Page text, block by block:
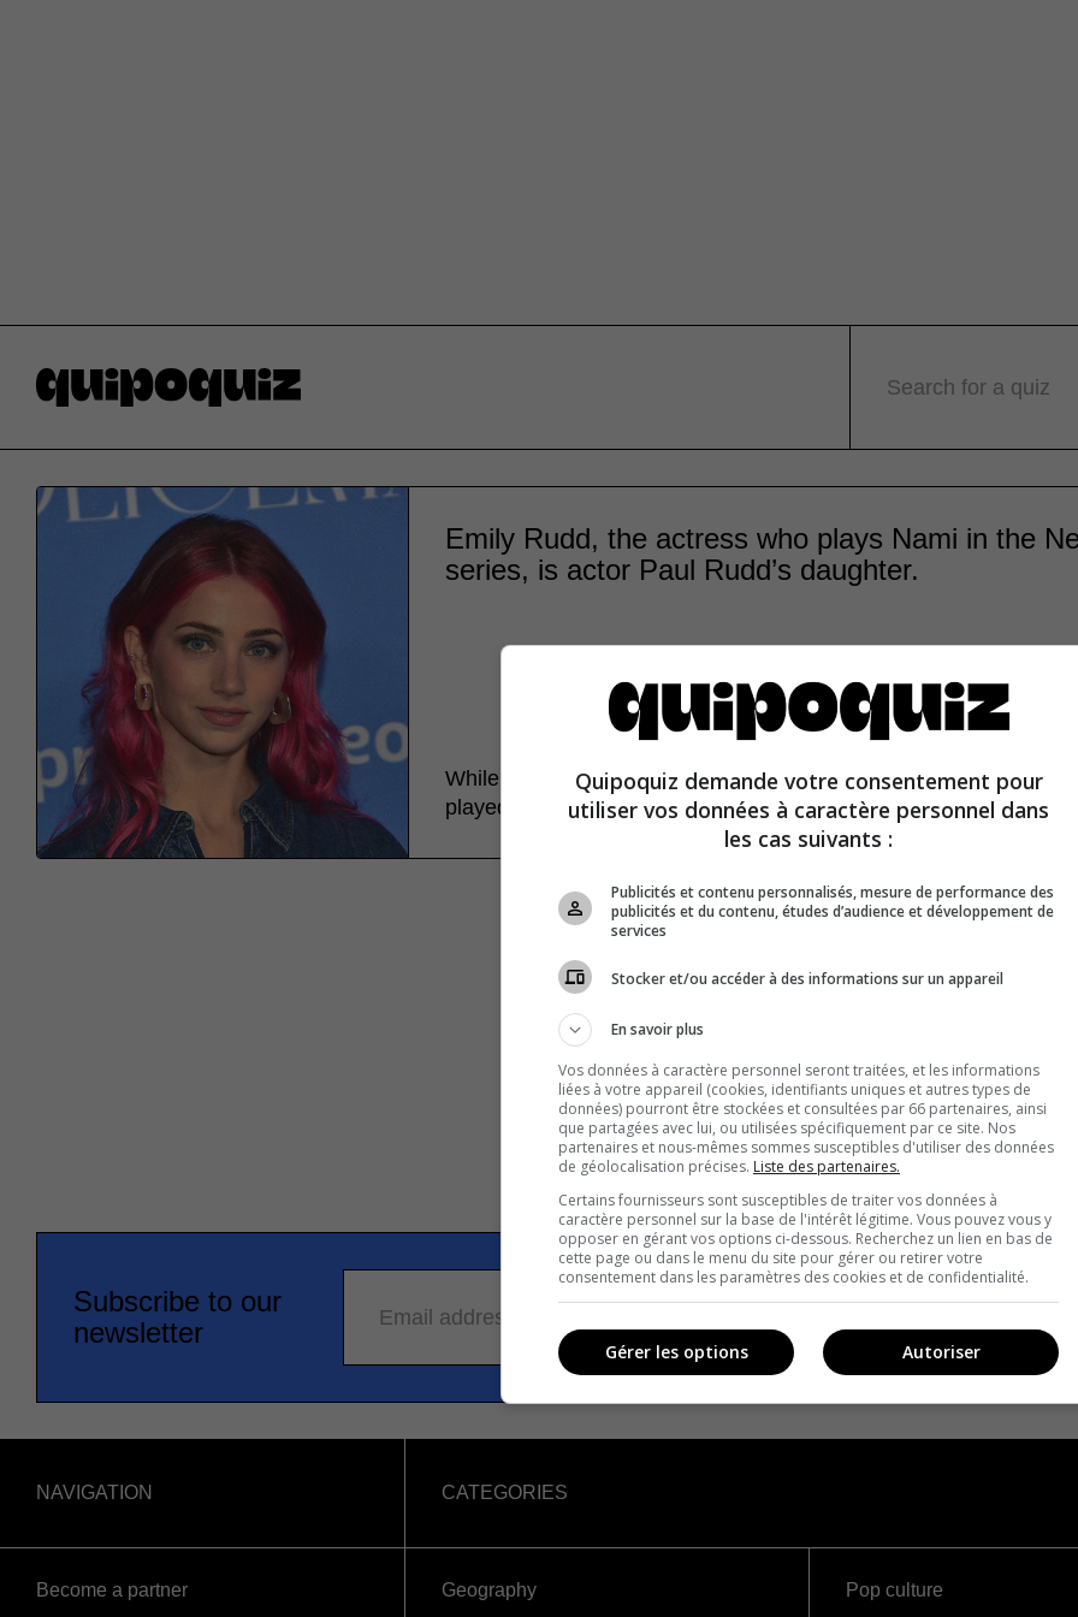
Search for a quiz
Emily Rudd, the actress who plays Nami in the
series, is actor Paul Rudd’s daughter.
While not related, these actors possess a similar charisma, and
played thieves popular among geeks: Nami and Ant-Man.
Subscribe to our
newsletter
Email address
NAVIGATION
Become a partner
CATEGORIES
Geography
Pop culture
Quipoquiz demande votre consentement pour
utiliser vos données à caractère personnel dans
les cas suivants :
Publicités et contenu personnalisés, mesure de performance des
publicités et du contenu, études d’audience et développement de
services
Stocker et/ou accéder à des informations sur un appareil
En savoir plus
Vos données à caractère personnel seront traitées, et les informations
liées à votre appareil (cookies, identifiants uniques et autres types de
données) pourront être stockées et consultées par 66 partenaires, ainsi
que partagées avec lui, ou utilisées spécifiquement par ce site. Nos
partenaires et nous-mêmes sommes susceptibles d'utiliser des données
de géolocalisation précises. Liste des partenaires.
Certains fournisseurs sont susceptibles de traiter vos données à
caractère personnel sur la base de l'intérêt légitime. Vous pouvez vous y
opposer en gérant vos options ci-dessous. Recherchez un lien en bas de
cette page ou dans le menu du site pour gérer ou retirer votre
consentement dans les paramètres des cookies et de confidentialité.
Autoriser
Gérer les options